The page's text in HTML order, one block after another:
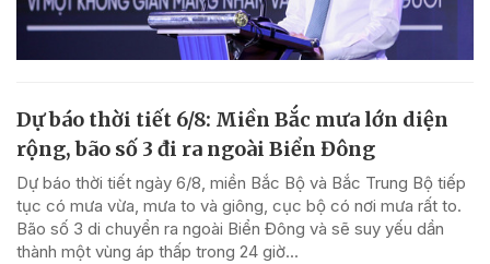
Dự báo thời tiết 6/8: Miền Bắc mưa lớn diện
rộng, bão số 3 đi ra ngoài Biển Đông
Dự báo thời tiết ngày 6/8, miền Bắc Bộ và Bắc Trung Bộ tiếp
tục có mưa vừa, mưa to và giông, cục bộ có nơi mưa rất to.
Bão số 3 di chuyển ra ngoài Biển Đông và sẽ suy yếu dần
thành một vùng áp thấp trong 24 giờ...